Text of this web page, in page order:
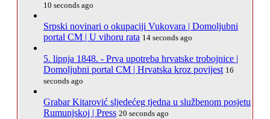
10 seconds ago
Srpski novinari o okupaciji Vukovara | Domoljubni
portal CM | U vihoru rata 14 seconds ago
5. lipnja 1848. - Prva upotreba hrvatske trobojnice |
Domoljubni portal CM | Hrvatska kroz povijest 16
seconds ago
Grabar Kitarović sljedećeg tjedna u službenom posjetu
Rumunjskoj | Press 20 seconds ago